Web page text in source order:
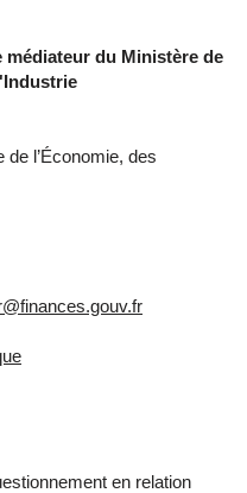
du Ministère de
l’Économie, des
en relation